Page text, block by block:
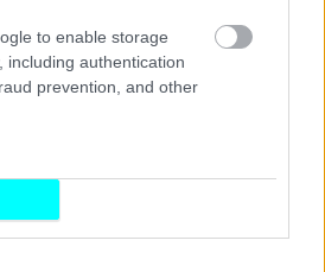
to enable storage
including authentication
prevention, and other